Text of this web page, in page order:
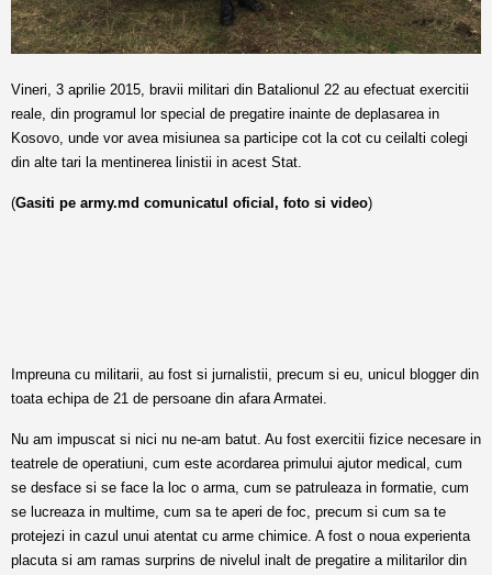
Vineri, 3 aprilie 2015, bravii militari din Batalionul 22 au efectuat exercitii
reale, din programul lor special de pregatire inainte de deplasarea in
Kosovo, unde vor avea misiunea sa participe cot la cot cu ceilalti colegi
din alte tari la mentinerea linistii in acest Stat.
(Gasiti pe army.md comunicatul oficial, foto si video)
Impreuna cu militarii, au fost si jurnalistii, precum si eu, unicul blogger din
toata echipa de 21 de persoane din afara Armatei.
Nu am impuscat si nici nu ne-am batut. Au fost exercitii fizice necesare in
teatrele de operatiuni, cum este acordarea primului ajutor medical, cum
se desface si se face la loc o arma, cum se patruleaza in formatie, cum
se lucreaza in multime, cum sa te aperi de foc, precum si cum sa te
protejezi in cazul unui atentat cu arme chimice. A fost o noua experienta
placuta si am ramas surprins de nivelul inalt de pregatire a militarilor din